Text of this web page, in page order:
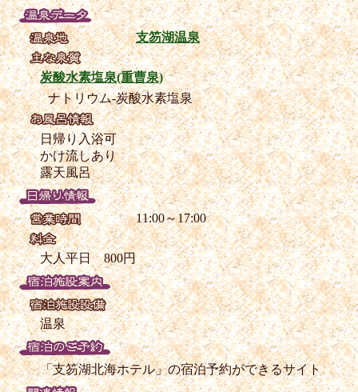
支笏湖温泉
炭酸水素塩泉(重曹泉)
ナトリウム-炭酸水素塩泉
日帰り入浴可
かけ流しあり
露天風呂
11:00～17:00
大人平日 800円
温泉
「支笏湖北海ホテル」の宿泊予約ができるサイト